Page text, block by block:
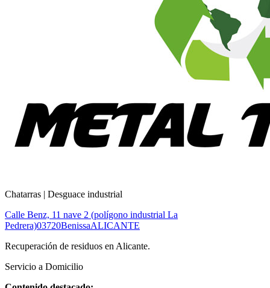
Chatarras | Desguace industrial
Calle Benz, 11 nave 2 (polígono industrial La
Pedrera)03720BenissaALICANTE
Recuperación de residuos en Alicante.
Servicio a Domicilio